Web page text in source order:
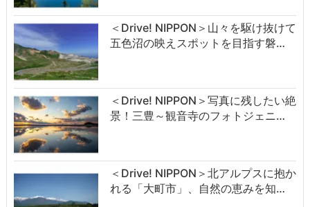
＜Drive! NIPPON＞山々を駆け抜けて
五色沼の映えスポットを目指す磐…
＜Drive! NIPPON＞写真に残したい絶
景！三豊～観音寺のフォトジェニ…
＜Drive! NIPPON＞北アルプスに抱か
れる「大町市」、自然の恵みを知…